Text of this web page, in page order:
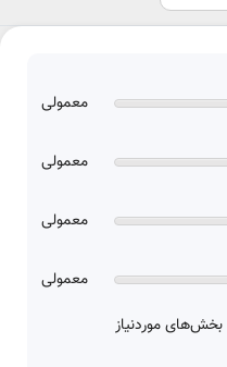
معمولی
معمولی
معمولی
معمولی
بخش‌های موردنیاز